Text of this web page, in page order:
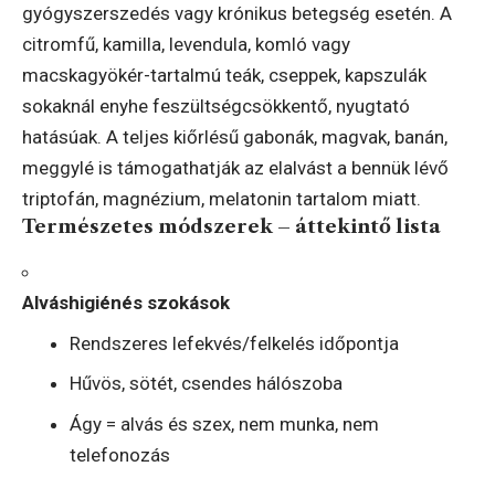
gyógyszerszedés vagy krónikus betegség esetén. A
citromfű, kamilla, levendula, komló vagy
macskagyökér-tartalmú teák, cseppek, kapszulák
sokaknál enyhe feszültségcsökkentő, nyugtató
hatásúak. A teljes kiőrlésű gabonák, magvak, banán,
meggylé is támogathatják az elalvást a bennük lévő
triptofán, magnézium, melatonin tartalom miatt.
Természetes módszerek – áttekintő lista
Alváshigiénés szokások
Rendszeres lefekvés/felkelés időpontja
Hűvös, sötét, csendes hálószoba
Ágy = alvás és szex, nem munka, nem
telefonozás